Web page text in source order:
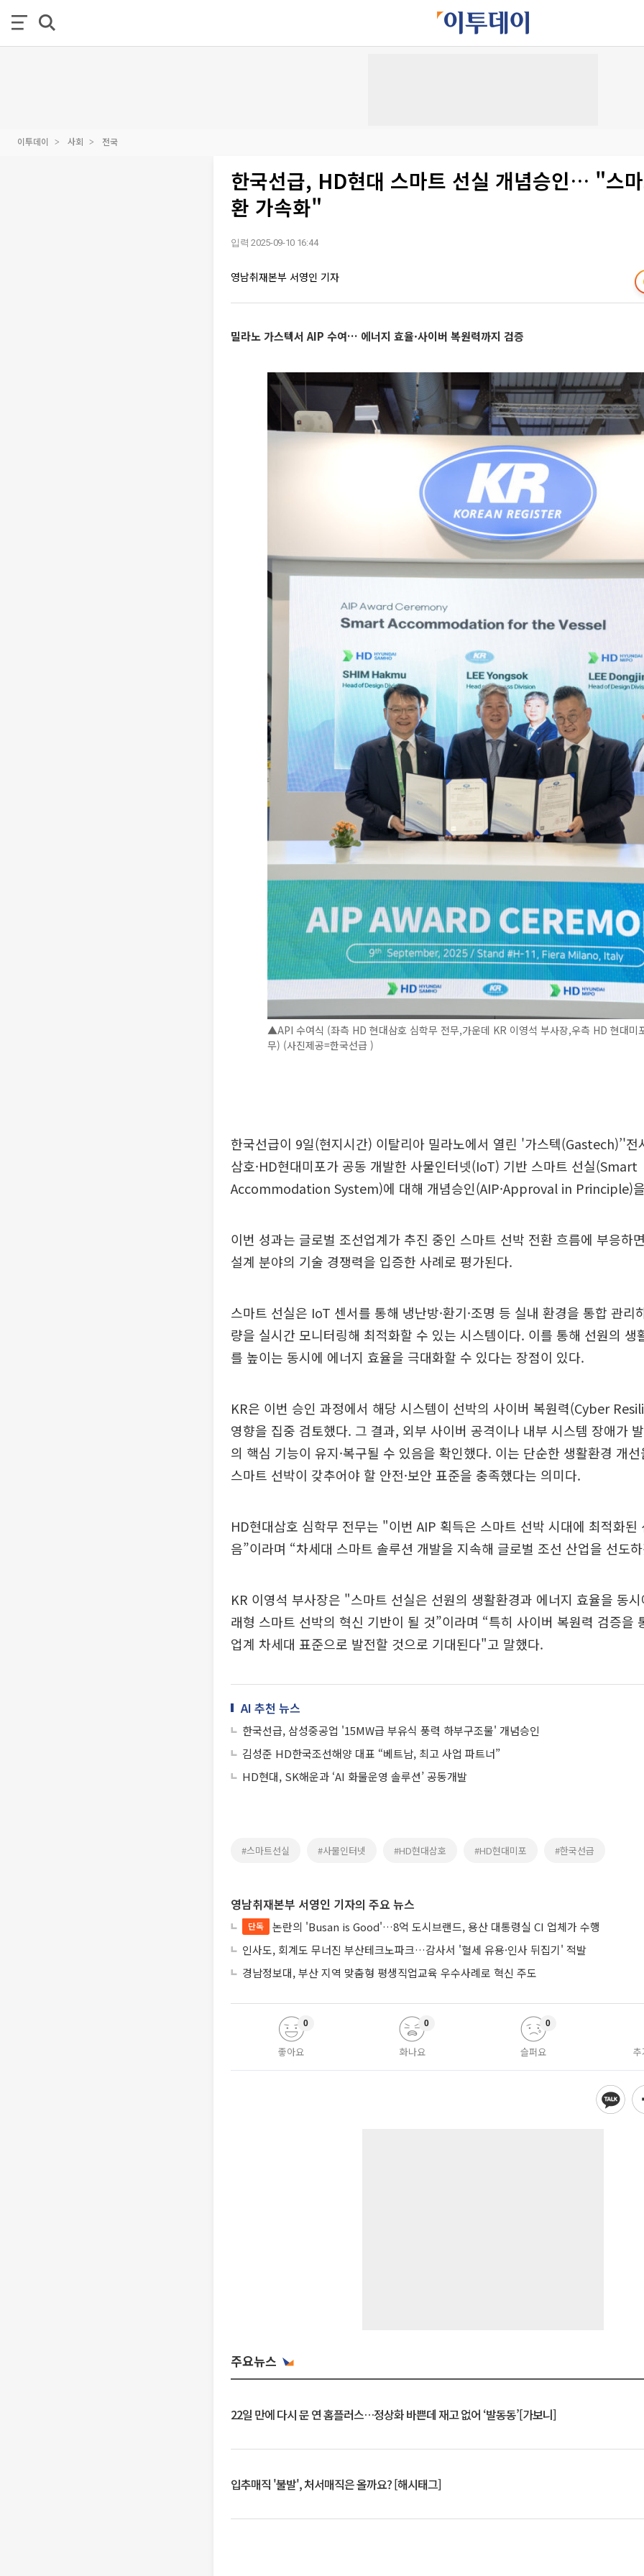
이투데이 사회 전국
한국선급, HD현대 스마트 선실 개념승인… "스
환 가속화"
입력 2025-09-10 16:44
영남취재본부 서영인 기자
밀라노 가스텍서 AIP 수여… 에너지 효율·사이버 복원력까지 검증
▲API 수여식 (좌측 HD 현대삼호 심학무 전무,가운데 KR 이영석 부사장,우측 HD 현대미
무) (사진제공=한국선급 )
한국선급이 9일(현지시간) 이탈리아 밀라노에서 열린 '가스텍(Gastech)’'전
삼호·HD현대미포가 공동 개발한 사물인터넷(IoT) 기반 스마트 선실(Smart
Accommodation System)에 대해 개념승인(AIP·Approval in Principle)
이번 성과는 글로벌 조선업계가 추진 중인 스마트 선박 전환 흐름에 부응하
설계 분야의 기술 경쟁력을 입증한 사례로 평가된다.
스마트 선실은 IoT 센서를 통해 냉난방·환기·조명 등 실내 환경을 통합 관리
량을 실시간 모니터링해 최적화할 수 있는 시스템이다. 이를 통해 선원의 생
를 높이는 동시에 에너지 효율을 극대화할 수 있다는 장점이 있다.
KR은 이번 승인 과정에서 해당 시스템이 선박의 사이버 복원력(Cyber
영향을 집중 검토했다. 그 결과, 외부 사이버 공격이나 내부 시스템 장애가
의 핵심 기능이 유지·복구될 수 있음을 확인했다. 이는 단순한 생활환경 개
스마트 선박이 갖추어야 할 안전·보안 표준을 충족했다는 의미다.
HD현대삼호 심학무 전무는 "이번 AIP 획득은 스마트 선박 시대에 최적화된
음”이라며 “차세대 스마트 솔루션 개발을 지속해 글로벌 조선 산업을 선도
KR 이영석 부사장은 "스마트 선실은 선원의 생활환경과 에너지 효율을 동
래형 스마트 선박의 혁신 기반이 될 것”이라며 “특히 사이버 복원력 검증을
업계 차세대 표준으로 발전할 것으로 기대된다"고 말했다.
AI 추천 뉴스
한국선급, 삼성중공업 '15MW급 부유식 풍력 하부구조물' 개념승인
김성준 HD한국조선해양 대표 “베트남, 최고 사업 파트너”
HD현대, SK해운과 ‘AI 화물운영 솔루션’ 공동개발
#스마트선실 #사물인터넷 #HD현대삼호 #HD현대미포 #한국선급
영남취재본부 서영인 기자의 주요 뉴스
단독
논란의 'Busan is Good'…8억 도시브랜드, 용산 대통령실 CI 업체가 수행
인사도, 회계도 무너진 부산테크노파크…감사서 '혈세 유용·인사 뒤집기' 적발
경남정보대, 부산 지역 맞춤형 평생직업교육 우수사례로 혁신 주도
좋아요
0
화나요
0
슬퍼요
0
주요뉴스
22일 만에 다시 문 연 홈플러스…정상화 바쁜데 재고 없어 ‘발동동’[가보니]
입추매직 '불발', 처서매직은 올까요? [해시태그]